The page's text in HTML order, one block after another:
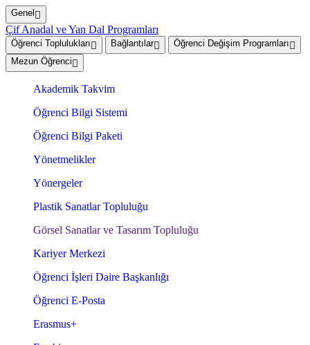
Genel
Çif Anadal ve Yan Dal Programları
Öğrenci Toplulukları Bağlantılar
Öğrenci Değişim Programları
Mezun Öğrenci
Akademik Takvim
Öğrenci Bilgi Sistemi
Öğrenci Bilgi Paketi
Yönetmelikler
Yönergeler
Plastik Sanatlar Topluluğu
Görsel Sanatlar ve Tasarım Topluluğu
Kariyer Merkezi
Öğrenci İşleri Daire Başkanlığı
Öğrenci E-Posta
Erasmus+